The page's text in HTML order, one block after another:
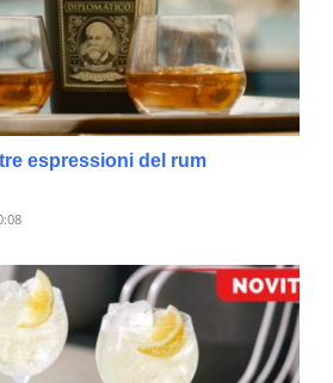
espressioni del rum